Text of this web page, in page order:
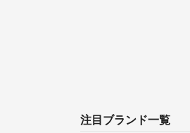
注目ブランド一覧